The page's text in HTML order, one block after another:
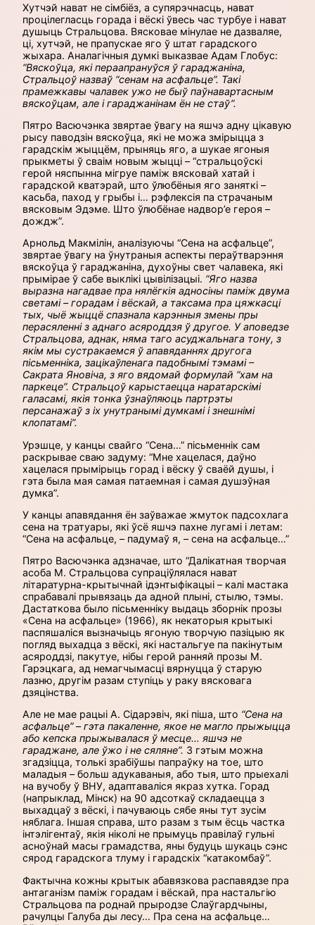
Хутчэй нават не сімбіёз, а супярэчнасць, нават
процілегласць горада і вёскі ўвесь час турбуе і нават
душыць Стральцова. Вясковае мінулае не дазваляе,
ці, хутчэй, не прапускае яго ў штат гарадского
жыхара. Аналагічныя думкі выказвае Адам Глобус:
“Вяскоўца, які пераапрануўся ў гараджаніна,
Стральцоў назваў “сенам на асфальце”. Такі
прамежкавы чалавек ужо не быў паўнавартасным
вяскоўцам, але і гараджанінам ён не стаў”.
Пятро Васючэнка звяртае ўвагу на яшчэ адну цікавую
рысу паводзін вяскоўца, які не можа змірыцца з
гарадскім жыццём, прыняць яго, а шукае ягоныя
прыкметы ў сваім новым жыцці – “стральцоўскі
герой няспынна мігруе паміж вясковай хатай і
гарадской кватэрай, што ўлюбёныя яго заняткі –
касьба, паход у грыбы і… рэфлексія па страчаным
вясковым Эдэме. Што ўлюбёнае надвор’е героя –
дождж”.
Арнольд Макмілін, аналізуючы “Сена на асфальце”,
звяртае ўвагу на ўнутраныя аспекты пераўтварэння
вяскоўца ў гараджаніна, духоўны свет чалавека, які
прымірае ў сабе выклікі цывілізацыі. “Яго назва
выразна нагадвае пра нялёгкія адносіны паміж двума
светамі – горадам і вёскай, а таксама пра цяжкасці
тых, чыё жыццё спазнала карэнныя змены пры
перасяленні з аднаго асяроддзя ў другое. У аповедзе
Стральцова, аднак, няма таго асуджальнага тону, з
якім мы сустракаемся ў апавяданнях другога
пісьменніка, зацікаўленага падобнымі тэмамі –
Сакрата Яновіча, з яго вядомай формулай “хам на
паркеце”. Стральцоў карыстаецца наратарскімі
галасамі, якія тонка ўзнаўляюць партрэты
персанажаў з іх унутранымі думкамі і знешнімі
клопатамі”.
Урэшце, у канцы свайго “Сена…” пісьменнік сам
раскрывае сваю задуму: “Мне хацелася, даўно
хацелася прымірыць горад і вёску ў сваёй душы, і
гэта была мая самая патаемная і самая душэўная
думка”.
У канцы апавядання ён заўважае жмуток падсохлага
сена на тратуары, які ўсё яшчэ пахне лугамі і летам:
“Сена на асфальце, – падумаў я, – сена на асфальце…”
Пятро Васючэнка адзначае, што “Далікатная творчая
асоба М. Стральцова супраціўлялася нават
літаратурна-крытычнай ідэнтыфікацыі – калі мастака
спрабавалі прывязаць да адной плыні, стылю, тэмы.
Дастаткова было пісьменніку выдаць зборнік прозы
«Сена на асфальце» (1966), як некаторыя крытыкі
паспяшаліся вызначыць ягоную творчую пазіцыю як
погляд выхадца з вёскі, які настальгуе па пакінутым
асяроддзі, пакутуе, нібы герой ранняй прозы М.
Гарэцкага, ад немагчымасці вярнуцца ў старую
лазню, другім разам ступіць у раку вясковага
дзяцінства.
Але не мае рацыі А. Сідарэвіч, які піша, што “Сена на
асфальце” – гэта пакаленне, якое не магло прыжыцца
або кепска прыжывалася ў месце… яшчэ не
гараджане, але ўжо і не сяляне”. З гэтым можна
згадзiцца, толькі зрабiўшы папраўку на тое, што
маладыя – больш адукаваныя, або тыя, што прыехалі
на вучобу ў ВНУ, адаптавалiся якраз хутка. Горад
(напрыклад, Мінск) на 90 адсоткаў складаецца з
выхадцаў з вёскі, і пачуваюць сябе яны тут зусім
няблага. Іншая справа, што разам з тым ёсць частка
інтэлігентаў, якія ніколі не прымуць правілаў гульні
асноўнай масы грамадства, яны будуць шукаць сэнс
сярод гарадскога тлуму і гарадскіх “катакомбаў”.
Фактычна кожны крытык абавязкова распавядзе пра
антаганізм паміж горадам і вёскай, пра настальгію
Стральцова па роднай прыродзе Слаўгардчыны,
рачулцы Галуба ды лесу… Пра сена на асфальце…